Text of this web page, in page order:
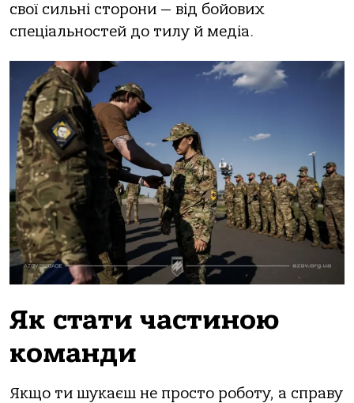
свої сильні сторони — від бойових
спеціальностей до тилу й медіа.
Як стати частиною
команди
Якщо ти шукаєш не просто роботу, а справу